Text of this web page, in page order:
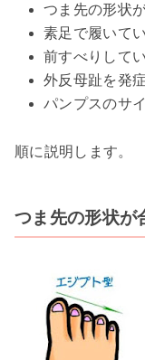
つま先の形状
素足で履いて
前すべりして
外反母趾を発
パンプスのサ
順に説明します。
つま先の形状が